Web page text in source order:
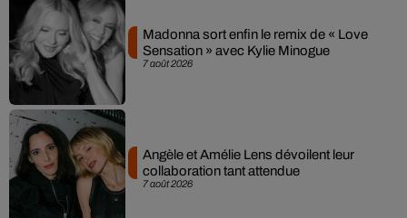
7 août 2026
Madonna sort enfin le remix de « Love
Sensation » avec Kylie Minogue
7 août 2026
Angèle et Amélie Lens dévoilent leur
collaboration tant attendue